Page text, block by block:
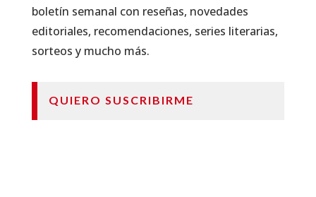
boletín semanal con reseñas, novedades
editoriales, recomendaciones, series literarias,
sorteos y mucho más.
QUIERO SUSCRIBIRME